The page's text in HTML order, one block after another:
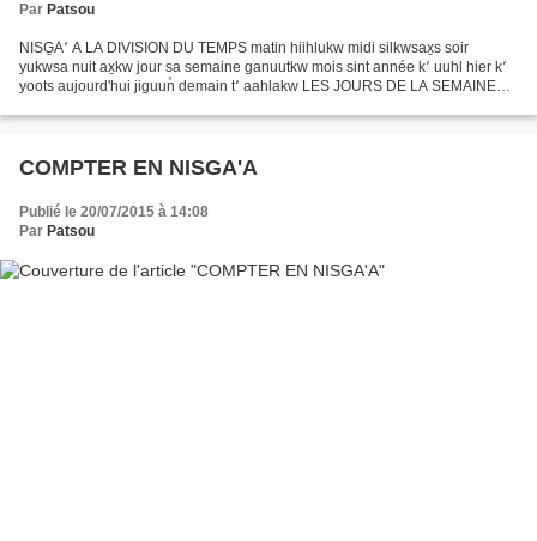
Par Patsou
NISG̱A՚ A LA DIVISION DU TEMPS matin hiihlukw midi silkwsax̱s soir
yukwsa nuit ax̱kw jour sa semaine ganuutkw mois sint année k՚ uuhl hier k՚
yoots aujourd'hui jiguun̓ demain t՚ aahlakw LES JOURS DE LA SEMAINE
COMPTER EN NISGA'A
Publié le 20/07/2015 à 14:08
Par Patsou